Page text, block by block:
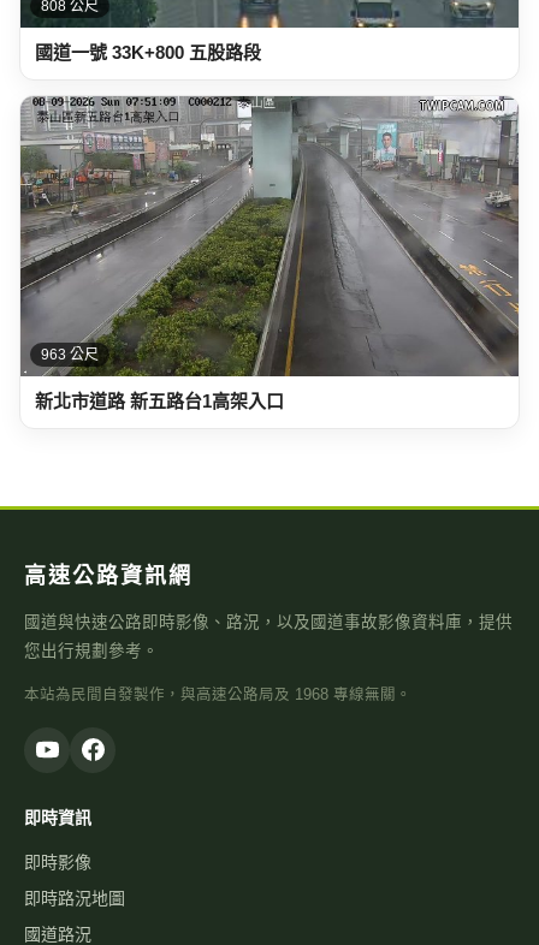
808 公尺
國道一號 33K+800 五股路段
963 公尺
新北市道路 新五路台1高架入口
高速公路資訊網
國道與快速公路即時影像、路況，以及國道事故影像資料庫，提供
您出行規劃參考。
本站為民間自發製作，與高速公路局及 1968 專線無關。
即時資訊
即時影像
即時路況地圖
國道路況